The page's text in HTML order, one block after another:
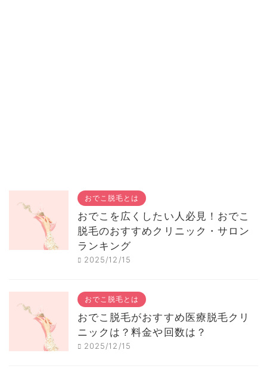
おでこ脱毛とは
おでこを広くしたい人必見！おでこ
脱毛のおすすめクリニック・サロン
ランキング
2025/12/15
おでこ脱毛とは
おでこ脱毛がおすすめ医療脱毛クリ
ニックは？料金や回数は？
2025/12/15